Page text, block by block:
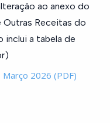
ao anexo do
Outras Receitas do
inclui a tabela de
Março 2026 (PDF)